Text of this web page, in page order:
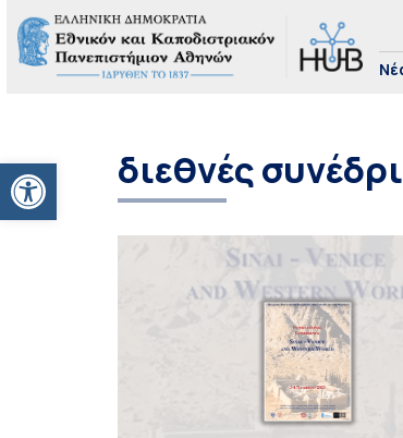
Ανοίξτε τη γραμμή εργαλείωνδιεθνές